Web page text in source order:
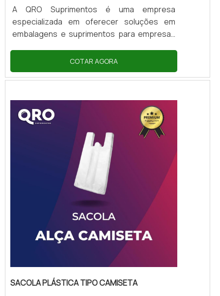
A QRO Suprimentos é uma empresa
especializada em oferecer soluções em
embalagens e suprimentos para empresas
atender às necessidades de seus clientes, a
QRO Suprimentos disponibiliza as sacolas
plásticas personalizadas atacado, uma
que desejam divulgar sua marca e fidelizar
seus clientes.As sacolas plásticas
personalizadas atacado são produzidas com
COTAR AGORA
SACOLA PLÁSTICA TIPO CAMISETA